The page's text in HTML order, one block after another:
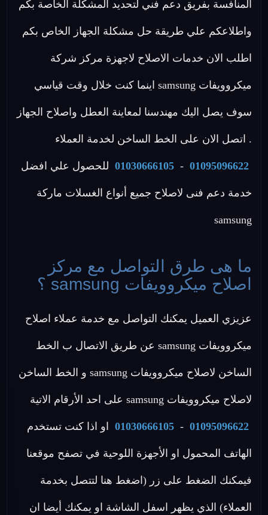
المنافسة بفريق دعم فني لتحديد المشكلة الخاصة بكم
واطلاعكم علي طريقة حل مشكلة الجهاز الخاص بكم
اطلب الان خدمات الاصلاح لاجهزة مركز شركة
ميكروويفات samsung اينما كنت خلال وقت قياسي
سوف يصل اليك مهندسنا لمعاينة العطل واصلاح الجهاز
. اتصل الان على الخط الساخن لخدمة العملاء
01095096622
-
01030666105 للحصول علي افضل
خدمة دعم فنى لاصلاح جميع أنواع الغسلات ماركة
samsung
ما هى طرق التواصل مع مركز
اصلاح ميكروويفات samsung ؟
عزيزي العميل يمكنك التواصل مع خدمة عملاء اصلاح
ميكروويفات samsung عن طريق الاتصال ب الخط
الساخن لاصلاح ميكروويفات samsung و الخط الساخن
لاصلاح ميكروويفات samsung على احد الأرقام الاتية
01095096622
-
01030666105 او اذا كنت تستخدم
الهاتف المحمول او الأجهزة اللوحية في تصفح موقعنا
فيمكنك الضغط على زر (اضغط هنا لتتصل بخدمة
العملاء) الذي يظهر اسفل الشاشة او يمكنك أيضا ان